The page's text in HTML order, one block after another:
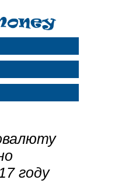
году